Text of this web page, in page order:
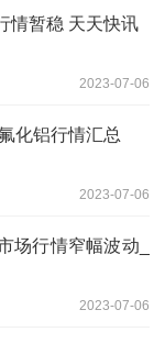
情暂稳 天天快讯
2023-07-06
化铝行情汇总
2023-07-06
场行情窄幅波动_
2023-07-06